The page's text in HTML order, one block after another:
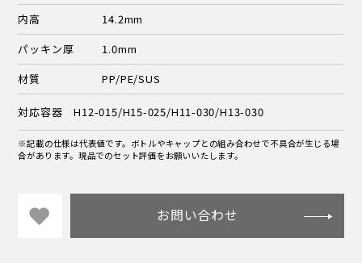
内高
14.2mm
パッキン厚
1.0mm
材質
PP/PE/SUS
対応容器 H12-015/H15-025/H11-030/H13-030
※記載の仕様は代表値です。ボトルやキャップとの組み合わせで不具合が生じる場
合があります。現品でのセット評価をお願いいたします。
お問い合わせ